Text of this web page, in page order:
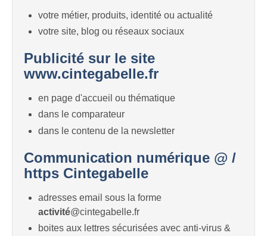
votre métier, produits, identité ou actualité
votre site, blog ou réseaux sociaux
Publicité sur le site
www.cintegabelle.fr
en page d'accueil ou thématique
dans le comparateur
dans le contenu de la newsletter
Communication numérique @ /
https Cintegabelle
adresses email sous la forme
activité@cintegabelle.fr
boites aux lettres sécurisées avec anti-virus &